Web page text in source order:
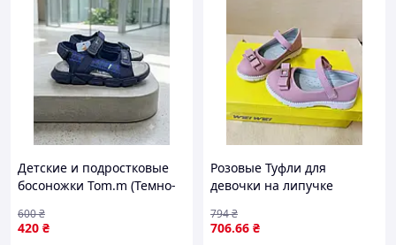
Детские и подростковые
босоножки Tom.m (Темно-
420 ₴
600₴
Розовые Туфли для
девочки на липучке
29 30 31
706.66 ₴
794₴